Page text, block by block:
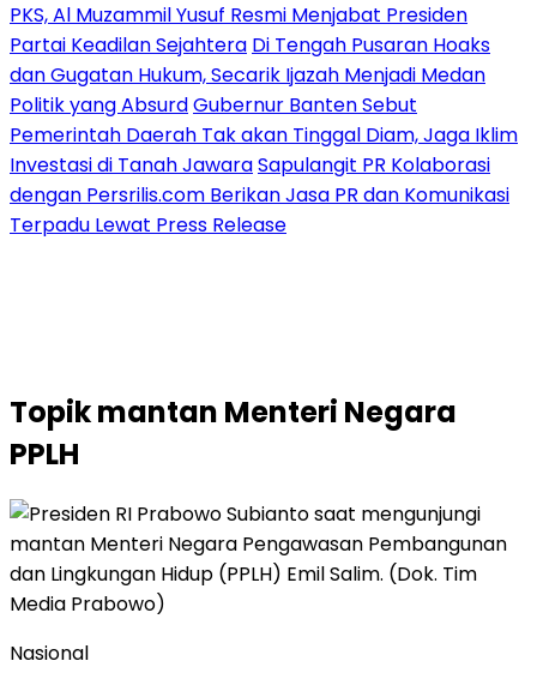
PKS, Al Muzammil Yusuf Resmi Menjabat Presiden
Partai Keadilan Sejahtera Di Tengah Pusaran Hoaks
dan Gugatan Hukum, Secarik Ijazah Menjadi Medan
Politik yang AbsurdGubernur Banten Sebut
Pemerintah Daerah Tak akan Tinggal Diam, Jaga Iklim
Investasi di Tanah JawaraSapulangit PR Kolaborasi
dengan Persrilis.com Berikan Jasa PR dan Komunikasi
Terpadu Lewat Press Release
Topikmantan Menteri Negara
PPLH
Nasional